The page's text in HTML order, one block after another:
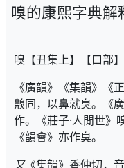
嗅的康熙字典解
嗅【丑集上】【口部
《廣韻》《集韻》《正
齅同，以鼻就臭。《
作。《莊子·人閒世》
《韻會》亦作臭。
又《集韻》香仲切，音